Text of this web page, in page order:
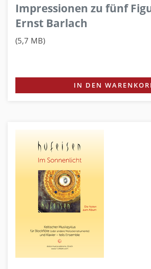
Impressionen zu fünf
Ernst Barlach
(5,7 MB)
IN DEN